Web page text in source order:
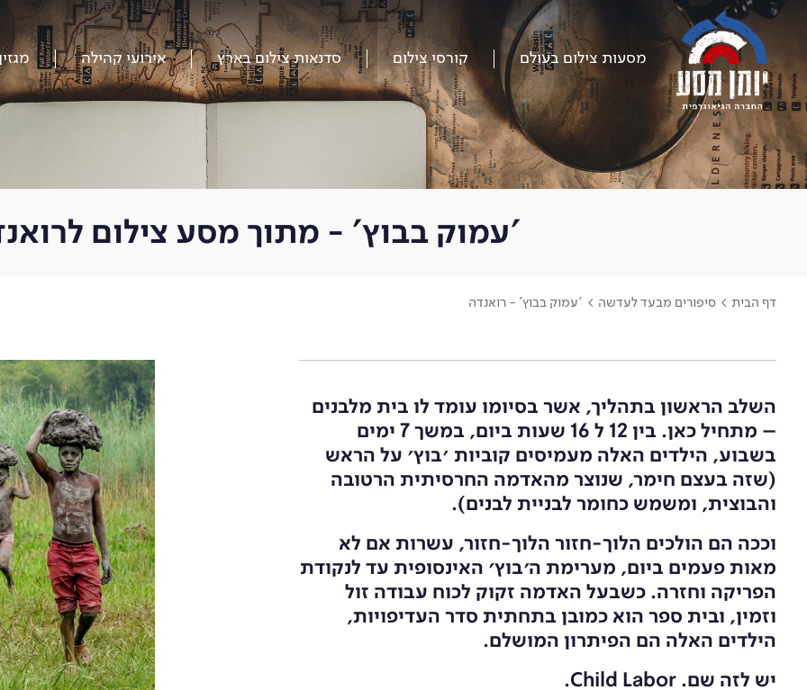
התפריט
מסעות צילום בעולם קורסי צילום סדנאות צילום בארץ אירועי קהילה
'עמוק בבוץ' - מתוך מסע צילום לרואנדה
דף הבית > סיפורים מבעד לעדשה > 'עמוק בבוץ' - רואנדה
השלב הראשון בתהליך, אשר בסיומו עומד לו בית מלבנים
– מתחיל כאן. בין 12 ל 16 שעות ביום, במשך 7 ימים
בשבוע, הילדים האלה מעמיסים קוביות ׳בוץ׳ על הראש
(שזה בעצם חימר, שנוצר מהאדמה החרסיתית הרטובה
והבוצית, ומשמש כחומר לבניית לבנים).
וככה הם הולכים הלוך-חזור הלוך-חזור, עשרות אם לא
מאות פעמים ביום, מערימת ה׳בוץ׳ האינסופית עד לנקודת
הפריקה וחזרה. כשבעל האדמה זקוק לכוח עבודה זול
וזמין, ובית ספר הוא כמובן בתחתית סדר העדיפויות,
הילדים האלה הם הפיתרון המושלם.
יש לזה שם. Child Labor.